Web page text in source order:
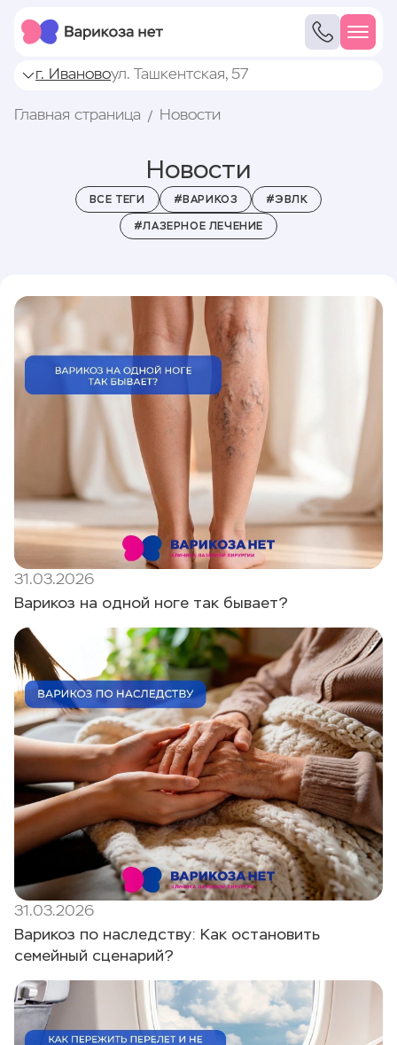
г. Ивановоул. Ташкентская, 57
Главная страница Новости
Новости
ВСЕ ТЕГИ #ВАРИКОЗ
#ЭВЛК
#ЛАЗЕРНОЕ ЛЕЧЕНИЕ
31.03.2026
Варикоз на одной ноге так бывает?
31.03.2026
Варикоз по наследству: Как остановить
семейный сценарий?